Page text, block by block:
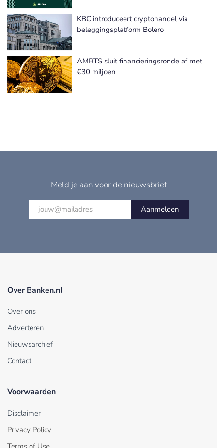
KBC introduceert cryptohandel via
beleggingsplatform Bolero
AMBTS sluit financieringsronde af met
€30 miljoen
Meld je aan voor de nieuwsbrief
Aanmelden
Over Banken.nl
Over ons
Adverteren
Nieuwsarchief
Contact
Voorwaarden
Disclaimer
Privacy Policy
Terms of Use